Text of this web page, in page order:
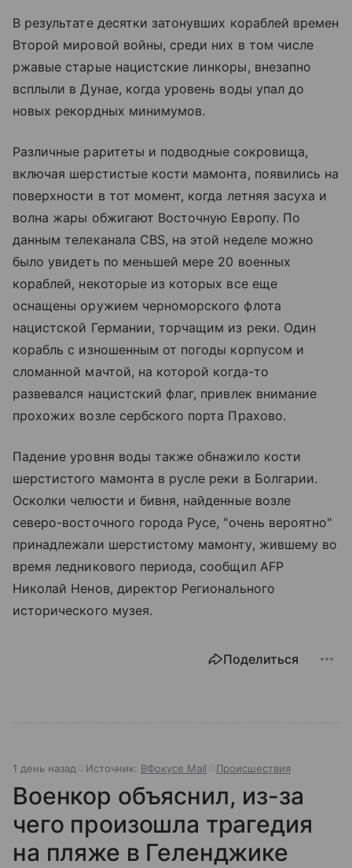
В результате десятки затонувших кораблей времен
Второй мировой войны, среди них в том числе
ржавые старые нацистские линкоры, внезапно
всплыли в Дунае, когда уровень воды упал до
новых рекордных минимумов.
Различные раритеты и подводные сокровища,
включая шерстистые кости мамонта, появились на
поверхности в тот момент, когда летняя засуха и
волна жары обжигают Восточную Европу. По
данным телеканала CBS, на этой неделе можно
было увидеть по меньшей мере 20 военных
кораблей, некоторые из которых все еще
оснащены оружием черноморского флота
нацистской Германии, торчащим из реки. Один
корабль с изношенным от погоды корпусом и
сломанной мачтой, на которой когда-то
развевался нацистский флаг, привлек внимание
прохожих возле сербского порта Прахово.
Падение уровня воды также обнажило кости
шерстистого мамонта в русле реки в Болгарии.
Осколки челюсти и бивня, найденные возле
северо-восточного города Русе, "очень вероятно"
принадлежали шерстистому мамонту, жившему во
время ледникового периода, сообщил AFP
Николай Ненов, директор Регионального
исторического музея.
Поделиться
1 день назад Источник: ВФокусе Mail Происшествия
Военкор объяснил, из-за
чего произошла трагедия
на пляже в Геленджике